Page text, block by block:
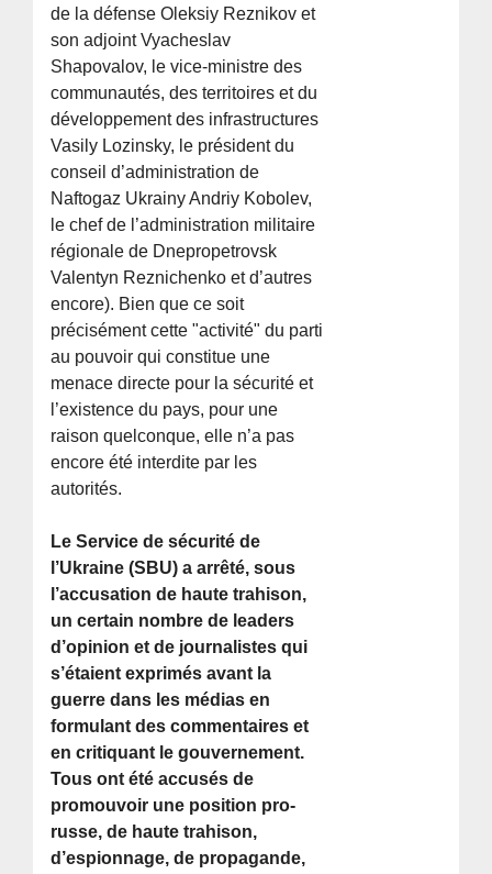
de la défense Oleksiy Reznikov et
son adjoint Vyacheslav
Shapovalov, le vice-ministre des
communautés, des territoires et du
développement des infrastructures
Vasily Lozinsky, le président du
conseil d’administration de
Naftogaz Ukrainy Andriy Kobolev,
le chef de l’administration militaire
régionale de Dnepropetrovsk
Valentyn Reznichenko et d’autres
encore). Bien que ce soit
précisément cette "activité" du parti
au pouvoir qui constitue une
menace directe pour la sécurité et
l’existence du pays, pour une
raison quelconque, elle n’a pas
encore été interdite par les
autorités.
Le Service de sécurité de
l’Ukraine (SBU) a arrêté, sous
l’accusation de haute trahison,
un certain nombre de leaders
d’opinion et de journalistes qui
s’étaient exprimés avant la
guerre dans les médias en
formulant des commentaires et
en critiquant le gouvernement.
Tous ont été accusés de
promouvoir une position pro-
russe, de haute trahison,
d’espionnage, de propagande,